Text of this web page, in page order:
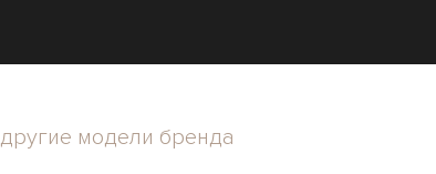
другие модели бренда